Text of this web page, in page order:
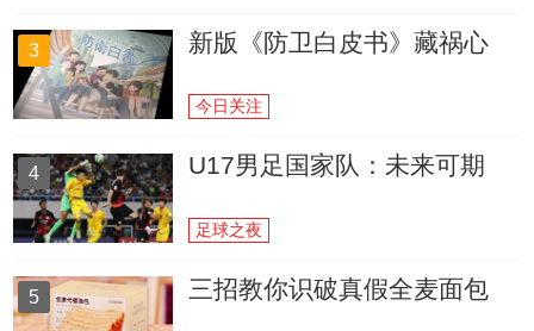
3 新版《防卫白皮书》藏祸心
今日关注
4 U17男足国家队：未来可期
足球之夜
5 三招教你识破真假全麦面包